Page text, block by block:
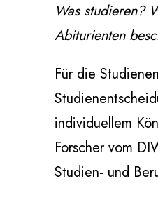
Was studieren?
Abiturienten
Für die
individuellem
Forscher vom
Studien- und